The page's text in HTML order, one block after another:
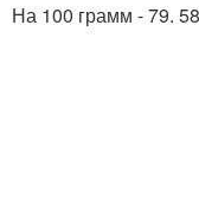
На 100 грамм - 79.